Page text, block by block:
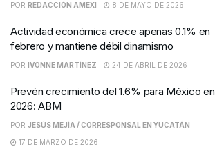
POR REDACCIÓN AMEXI 8 DE MAYO DE 2026
Actividad económica crece apenas 0.1% en
febrero y mantiene débil dinamismo
POR IVONNE MARTÍNEZ 24 DE ABRIL DE 2026
Prevén crecimiento del 1.6% para México en
2026: ABM
POR JESÚS MEJÍA / CORRESPONSAL EN YUCATÁN
17 DE MARZO DE 2026